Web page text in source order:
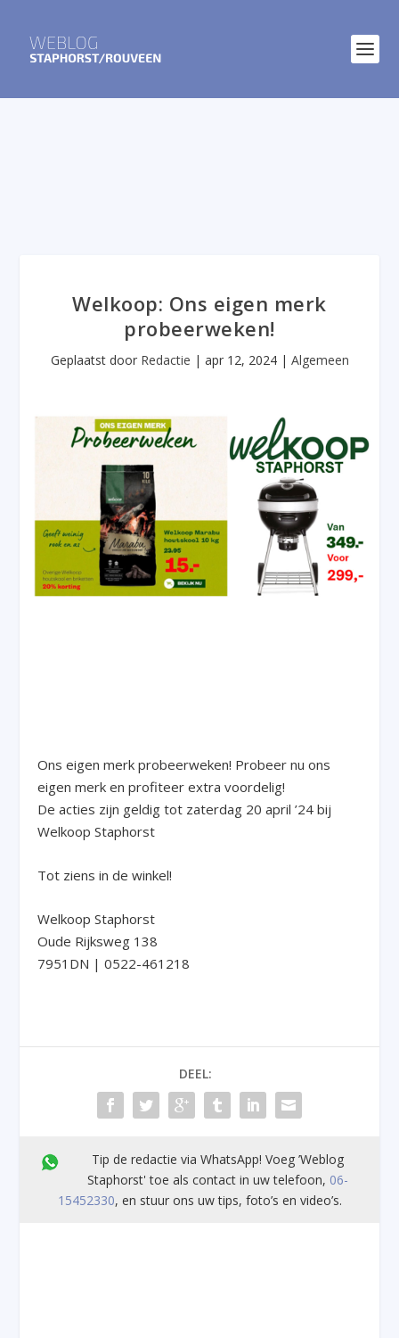
Welkoop: Ons eigen merk
probeerweken!
Geplaatst door Redactie | apr 12, 2024| Algemeen
Ons eigen merk probeerweken! Probeer nu ons
eigen merk en profiteer extra voordelig!
De acties zijn geldig tot zaterdag 20 april ’24 bij
Welkoop Staphorst
Tot ziens in de winkel!
Welkoop Staphorst
Oude Rijksweg 138
7951DN | 0522-461218
DEEL:
Tip de redactie via WhatsApp! Voeg ’Weblog
Staphorst' toe als contact in uw telefoon, 06-
15452330, en stuur ons uw tips, foto’s en video’s.